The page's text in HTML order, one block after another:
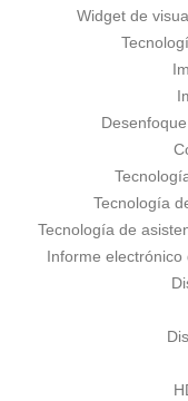
Widget de
Tecnología
Tecnología de
Informe